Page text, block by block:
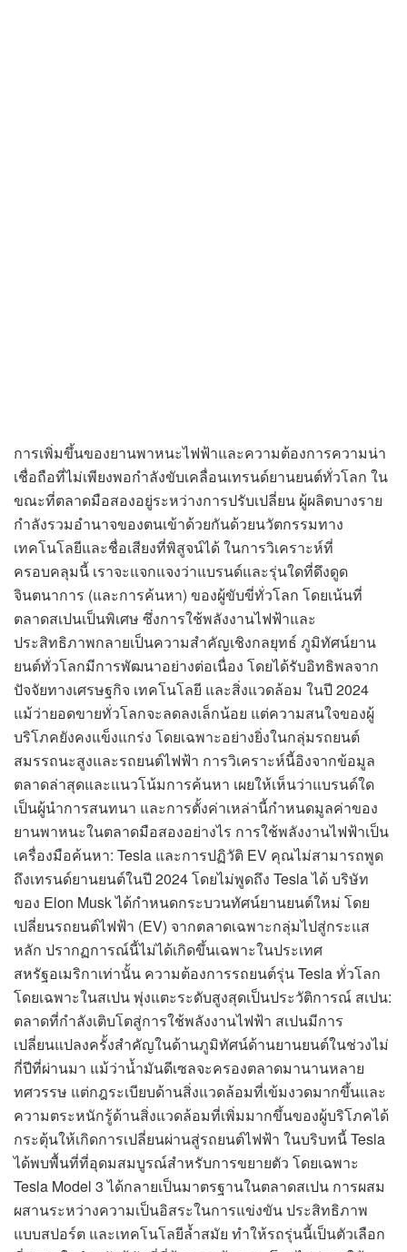
การเพิ่มขึ้นของยานพาหนะไฟฟ้าและความต้องการความน่า
เชื่อถือที่ไม่เพียงพอกำลังขับเคลื่อนเทรนด์ยานยนต์ทั่วโลก ใน
ขณะที่ตลาดมือสองอยู่ระหว่างการปรับเปลี่ยน ผู้ผลิตบางราย
กำลังรวมอำนาจของตนเข้าด้วยกันด้วยนวัตกรรมทาง
เทคโนโลยีและชื่อเสียงที่พิสูจน์ได้ ในการวิเคราะห์ที่
ครอบคลุมนี้ เราจะแจกแจงว่าแบรนด์และรุ่นใดที่ดึงดูด
จินตนาการ (และการค้นหา) ของผู้ขับขี่ทั่วโลก โดยเน้นที่
ตลาดสเปนเป็นพิเศษ ซึ่งการใช้พลังงานไฟฟ้าและ
ประสิทธิภาพกลายเป็นความสำคัญเชิงกลยุทธ์ ภูมิทัศน์ยาน
ยนต์ทั่วโลกมีการพัฒนาอย่างต่อเนื่อง โดยได้รับอิทธิพลจาก
ปัจจัยทางเศรษฐกิจ เทคโนโลยี และสิ่งแวดล้อม ในปี 2024
แม้ว่ายอดขายทั่วโลกจะลดลงเล็กน้อย แต่ความสนใจของผู้
บริโภคยังคงแข็งแกร่ง โดยเฉพาะอย่างยิ่งในกลุ่มรถยนต์
สมรรถนะสูงและรถยนต์ไฟฟ้า การวิเคราะห์นี้อิงจากข้อมูล
ตลาดล่าสุดและแนวโน้มการค้นหา เผยให้เห็นว่าแบรนด์ใด
เป็นผู้นำการสนทนา และการตั้งค่าเหล่านี้กำหนดมูลค่าของ
ยานพาหนะในตลาดมือสองอย่างไร การใช้พลังงานไฟฟ้าเป็น
เครื่องมือค้นหา: Tesla และการปฏิวัติ EV คุณไม่สามารถพูด
ถึงเทรนด์ยานยนต์ในปี 2024 โดยไม่พูดถึง Tesla ได้ บริษัท
ของ Elon Musk ได้กำหนดกระบวนทัศน์ยานยนต์ใหม่ โดย
เปลี่ยนรถยนต์ไฟฟ้า (EV) จากตลาดเฉพาะกลุ่มไปสู่กระแส
หลัก ปรากฏการณ์นี้ไม่ได้เกิดขึ้นเฉพาะในประเทศ
สหรัฐอเมริกาเท่านั้น ความต้องการรถยนต์รุ่น Tesla ทั่วโลก
โดยเฉพาะในสเปน พุ่งแตะระดับสูงสุดเป็นประวัติการณ์ สเปน:
ตลาดที่กำลังเติบโตสู่การใช้พลังงานไฟฟ้า สเปนมีการ
เปลี่ยนแปลงครั้งสำคัญในด้านภูมิทัศน์ด้านยานยนต์ในช่วงไม่
กี่ปีที่ผ่านมา แม้ว่าน้ำมันดีเซลจะครองตลาดมานานหลาย
ทศวรรษ แต่กฎระเบียบด้านสิ่งแวดล้อมที่เข้มงวดมากขึ้นและ
ความตระหนักรู้ด้านสิ่งแวดล้อมที่เพิ่มมากขึ้นของผู้บริโภคได้
กระตุ้นให้เกิดการเปลี่ยนผ่านสู่รถยนต์ไฟฟ้า ในบริบทนี้ Tesla
ได้พบพื้นที่ที่อุดมสมบูรณ์สำหรับการขยายตัว โดยเฉพาะ
Tesla Model 3 ได้กลายเป็นมาตรฐานในตลาดสเปน การผสม
ผสานระหว่างความเป็นอิสระในการแข่งขัน ประสิทธิภาพ
แบบสปอร์ต และเทคโนโลยีล้ำสมัย ทำให้รถรุ่นนี้เป็นตัวเลือก